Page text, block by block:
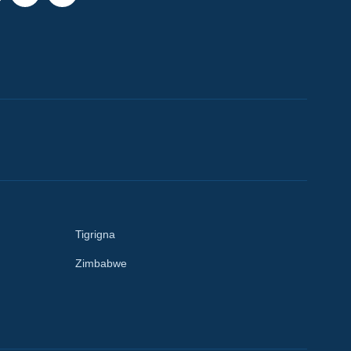
Tigrigna
Zimbabwe